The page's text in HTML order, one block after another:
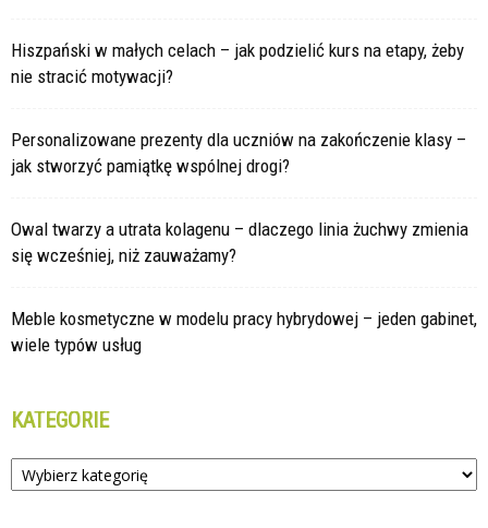
Hiszpański w małych celach – jak podzielić kurs na etapy, żeby
nie stracić motywacji?
Personalizowane prezenty dla uczniów na zakończenie klasy –
jak stworzyć pamiątkę wspólnej drogi?
Owal twarzy a utrata kolagenu – dlaczego linia żuchwy zmienia
się wcześniej, niż zauważamy?
Meble kosmetyczne w modelu pracy hybrydowej – jeden gabinet,
wiele typów usług
KATEGORIE
Kategorie